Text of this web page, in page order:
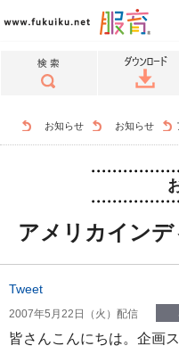
お知らせ お知らせ
アメリカインデ
Tweet
2007年5月22日（火）配信
皆さんこんにちは。企画